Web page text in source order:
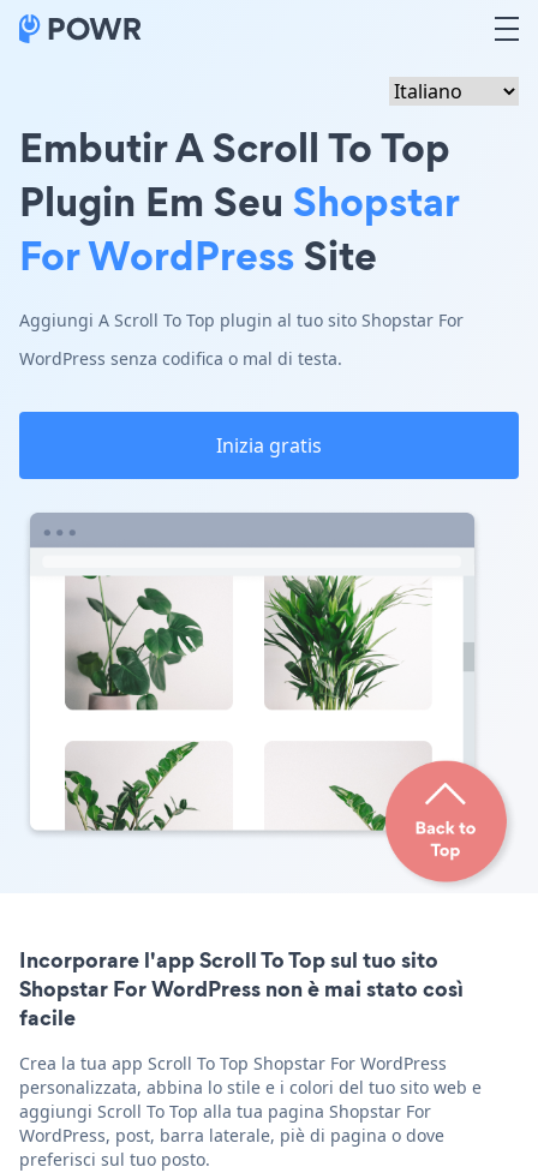
Embutir A Scroll To Top
Plugin Em Seu Shopstar
For WordPressSite
Aggiungi A Scroll To Top plugin al tuo sito Shopstar For
WordPress senza codifica o mal di testa.
Inizia gratis
Incorporare l'app Scroll To Top sul tuo sito
Shopstar For WordPress non è mai stato così
facile
Crea la tua app Scroll To Top Shopstar For WordPress
personalizzata, abbina lo stile e i colori del tuo sito web e
aggiungi Scroll To Top alla tua pagina Shopstar For
WordPress, post, barra laterale, piè di pagina o dove
preferisci sul tuo posto.